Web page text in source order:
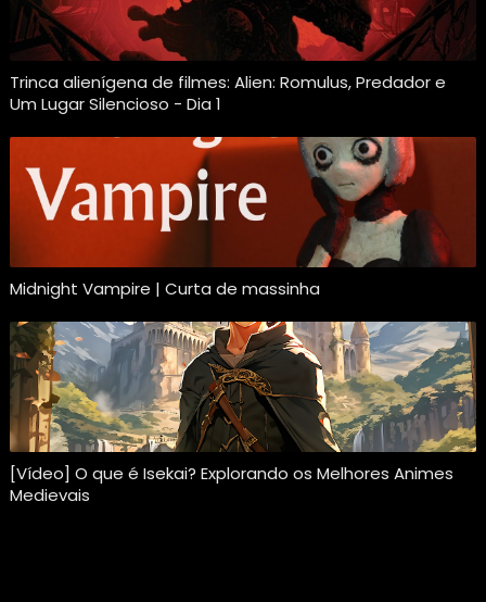
Trinca alienígena de filmes: Alien: Romulus, Predador e
Um Lugar Silencioso - Dia 1
Midnight Vampire | Curta de massinha
[Vídeo] O que é Isekai? Explorando os Melhores Animes
Medievais